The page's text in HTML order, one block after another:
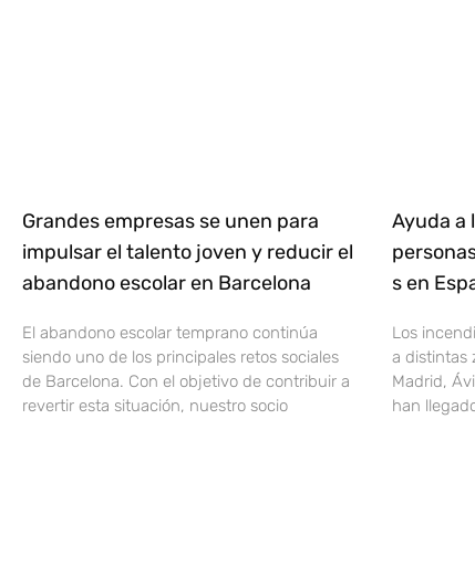
Grandes empresas se unen para
impulsar el talento joven y reducir el
abandono escolar en Barcelona
El abandono escolar temprano continúa
siendo uno de los principales retos sociales
de Barcelona. Con el objetivo de contribuir a
revertir esta situación, nuestro socio
Ayuda a
s en
Los
a distintas
Madrid,
han